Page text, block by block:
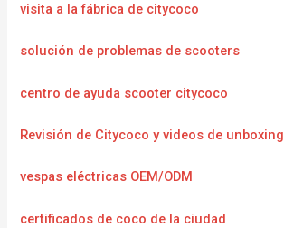
visita a la fábrica de citycoco
solución de problemas de scooters
centro de ayuda scooter citycoco
Revisión de Citycoco y videos de unboxing
vespas eléctricas OEM/ODM
certificados de coco de la ciudad